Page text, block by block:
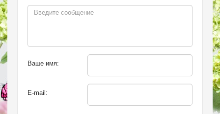
Ваше имя:
E-mail: